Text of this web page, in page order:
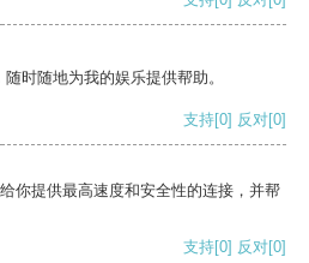
时随地为我的娱乐提供帮助。
支持[0] 反对[0]
你提供最高速度和安全性的连接，并帮
支持[0] 反对[0]